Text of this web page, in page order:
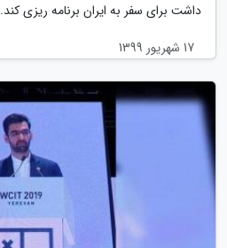
داشت برای سفر به ایران برنامه ریزی کند.
17 شهریور 1399